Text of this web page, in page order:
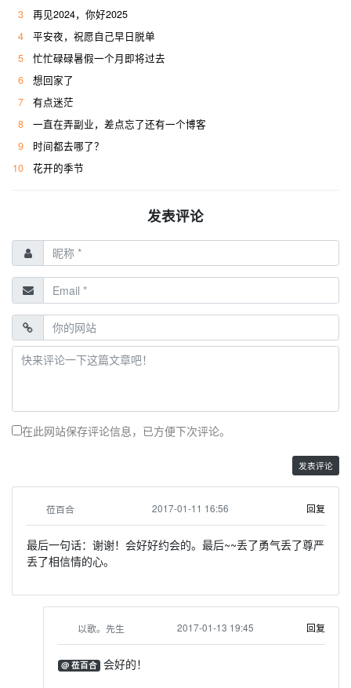
3
再见2024，你好2025
4
平安夜，祝愿自己早日脱单
5
忙忙碌碌暑假一个月即将过去
6
想回家了
7
有点迷茫
8
一直在弄副业，差点忘了还有一个博客
9
时间都去哪了？
10
花开的季节
发表评论
在此网站保存评论信息，已方便下次评论。
莅百合 2017-01-11 16:56 回复
最后一句话：谢谢！会好好约会的。最后~~丢了勇气丢了尊严
丢了相信情的心。
以歌。先生 2017-01-13 19:45 回复
@ 莅百合 会好的！